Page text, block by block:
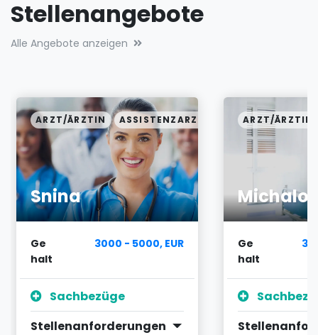
Stellenangebote
Alle Angebote anzeigen
Snina
ARZT/ÄRZTIN ASSISTENZARZT
Ge
halt
3000 - 5000, EUR
Sachbezüge
Stellenanforderungen
ARZT/ÄRZTIN
Ge
halt